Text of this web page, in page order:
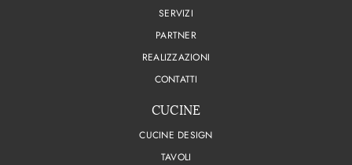
SERVIZI
PARTNER
REALIZZAZIONI
CONTATTI
CUCINE
CUCINE DESIGN
TAVOLI